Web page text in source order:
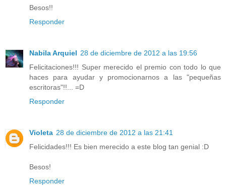
Besos!!
Responder
Nabila Arquiel 28 de diciembre de 2012 a las 19:56
Felicitaciones!!! Super merecido el premio con todo lo que
haces para ayudar y promocionarnos a las "pequeñas
escritoras"!!... =D
Responder
Violeta 28 de diciembre de 2012 a las 21:41
Felicidades!!! Es bien merecido a este blog tan genial :D
Besos!
Responder